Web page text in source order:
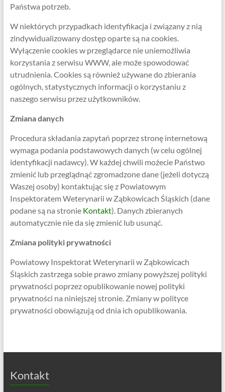
Państwa potrzeb.
W niektórych przypadkach identyfikacja i związany z nią
zindywidualizowany dostęp oparte są na cookies.
Wyłączenie cookies w przeglądarce nie uniemożliwia
korzystania z serwisu WWW, ale może spowodować
utrudnienia. Cookies są również używane do zbierania
ogólnych, statystycznych informacji o korzystaniu z
naszego serwisu przez użytkowników.
Zmiana danych
Procedura składania zapytań poprzez stronę internetową
wymaga podania podstawowych danych (w celu ogólnej
identyfikacji nadawcy). W każdej chwili możecie Państwo
zmienić lub przeglądnąć zgromadzone dane (jeżeli dotyczą
Waszej osoby) kontaktując się z Powiatowym
Inspektoratem Weterynarii w Ząbkowicach Śląskich (dane
podane są na stronie Kontakt). Danych zbieranych
automatycznie nie da się zmienić lub usunąć.
Zmiana polityki prywatności
Powiatowy Inspektorat Weterynarii w Ząbkowicach
Śląskich zastrzega sobie prawo zmiany powyższej polityki
prywatności poprzez opublikowanie nowej polityki
prywatności na niniejszej stronie. Zmiany w polityce
prywatności obowiązują od dnia ich opublikowania.
Kontakt